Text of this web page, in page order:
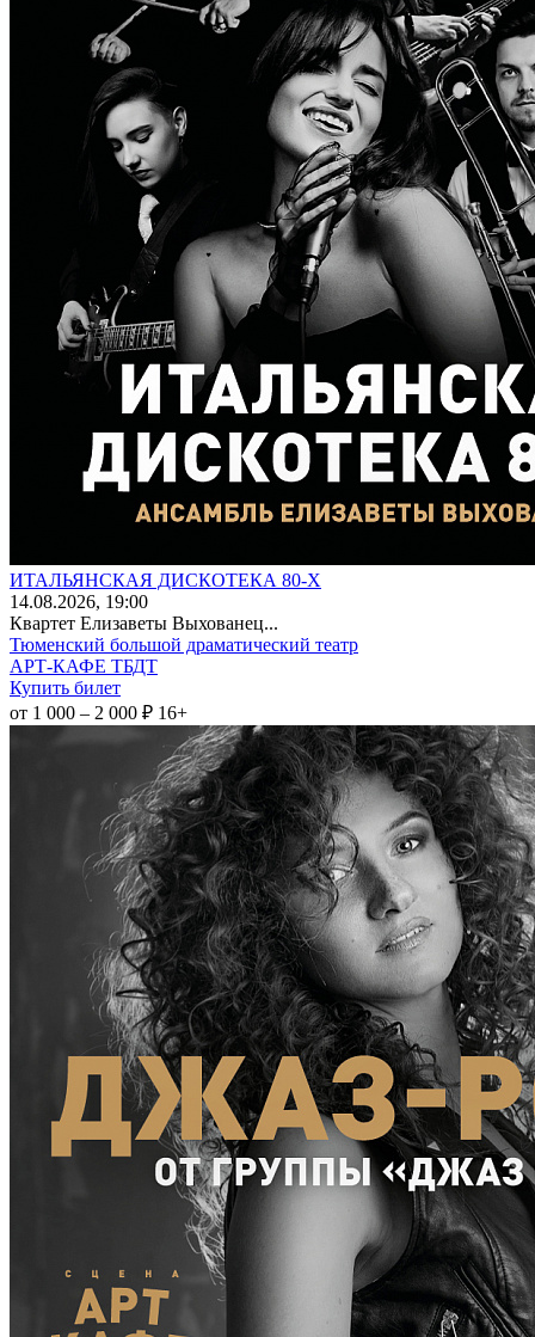
ИТАЛЬЯНСКАЯ ДИСКОТЕКА 80-Х
14.08.2026, 19:00
Квартет Елизаветы Выхованец...
Тюменский большой драматический театр
АРТ-КАФЕ ТБДТ
Купить билет
от 1 000 – 2 000 ₽ 16+